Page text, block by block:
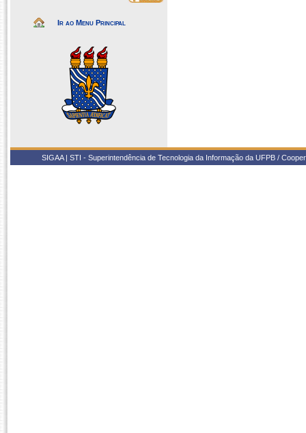
Ir ao Menu Principal
SIGAA | STI - Superintendência de Tecnologia da Informação da UFPB /